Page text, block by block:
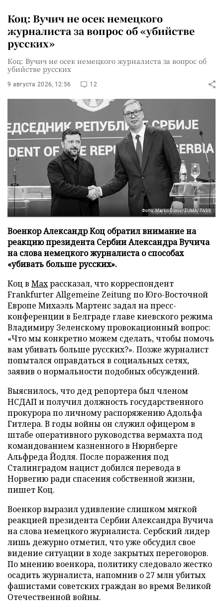
Коц: Вучич не осек немецкого
журналиста за вопрос об «убийстве
русских»
Коц: Вучич не осек немецкого журналиста за вопрос об
убийстве русских
9 августа 2026, 12:56 12
Фото: Marko Dimic/ZUMA/TASS
Военкор Александр Коц обратил внимание на
реакцию президента Сербии Александра Вучича
на слова немецкого журналиста о способах
«убивать больше русских».
Коц в Махрассказал, что корреспондент
Frankfurter Allgemeine Zeitung по Юго-Восточной
Европе Михаэль Мартенс задал на пресс-
конференции в Белграде главе киевского режима
Владимиру Зеленскому провокационный вопрос:
«Что мы конкретно можем сделать, чтобы помочь
вам убивать больше русских?». Позже журналист
попытался оправдаться в социальных сетях,
заявив о нормальности подобных обсуждений.
Выяснилось, что дед репортера был членом
НСДАП и получил должность государственного
прокурора по личному распоряжению Адольфа
Гитлера. В годы войны он служил офицером в
штабе оперативного руководства вермахта под
командованием казненного в Нюрнберге
Альфреда Йодля. После поражения под
Сталинградом нацист добился перевода в
Норвегию ради спасения собственной жизни,
пишет Коц.
Военкор выразил удивление слишком мягкой
реакцией президента Сербии Александра Вучича
на слова немецкого журналиста. Сербский лидер
лишь дежурно отметил, что уже обсудил свое
видение ситуации в ходе закрытых переговоров.
По мнению военкора, политику следовало жестко
осадить журналиста, напомнив о 27 млн убитых
фашистами советских граждан во время Великой
Отечественной войны.